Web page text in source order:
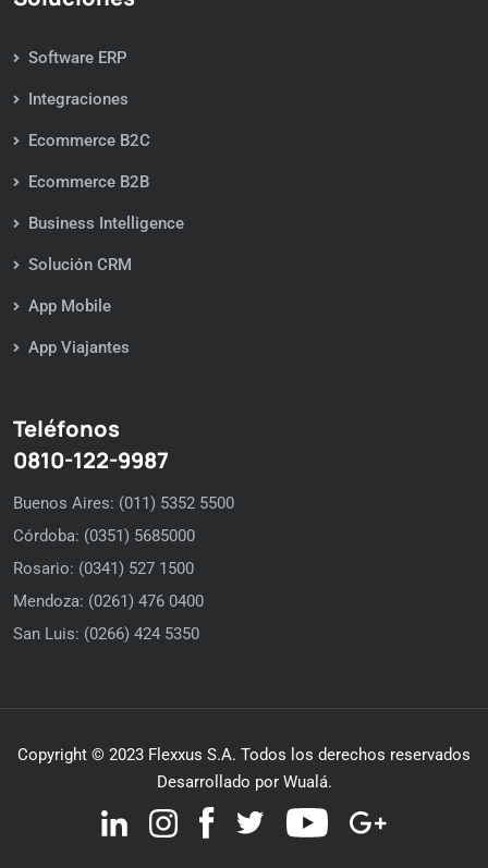
Software ERP
Integraciones
Ecommerce B2C
Ecommerce B2B
Business Intelligence
Solución CRM
App Mobile
App Viajantes
Teléfonos
0810-122-9987
Buenos Aires: (011) 5352 5500
Córdoba: (0351) 5685000
Rosario: (0341) 527 1500
Mendoza: (0261) 476 0400
San Luis: (0266) 424 5350
Copyright © 2023 Flexxus S.A. Todos los derechos reservados
Desarrollado por Wualá.